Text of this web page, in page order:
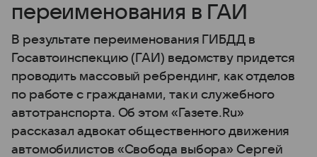
переименования в ГАИ
В результате переименования ГИБДД в
Госавтоинспекцию (ГАИ) ведомству придется
проводить массовый ребрендинг, как отделов
по работе с гражданами, так и служебного
автотранспорта. Об этом «Газете.Ru»
рассказал адвокат общественного движения
автомобилистов «Свобода выбора» Сергей